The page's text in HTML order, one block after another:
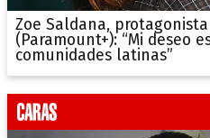
Zoe Saldana,
(Paramount+): “Mi deseo
comunidades latinas”